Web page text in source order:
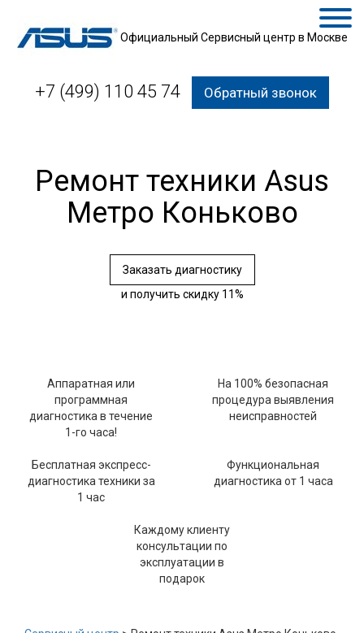
Официальный Сервисный центр в Москве
+7 (499) 110 45 74 Обратный звонок
Ремонт техники Asus
Метро Коньково
Заказать диагностику
и получить скидку 11%
Аппаратная или
программная
диагностика в течение
1-го часа!
На 100% безопасная
процедура выявления
неисправностей
Бесплатная экспресс-
диагностика техники за
1 час
Функциональная
диагностика от 1 часа
Каждому клиенту
консультации по
эксплуатации в
подарок